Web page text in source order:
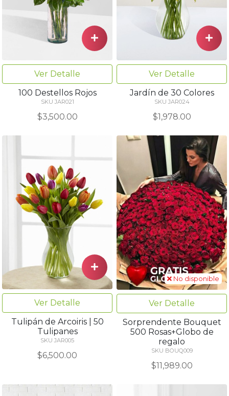
Ver Detalle
100 Destellos Rojos
SKU JAR021
$3,500.00
Ver Detalle
Jardín de 30 Colores
SKU JAR024
$1,978.00
Ver Detalle
Tulipán de Arcoiris | 50
Tulipanes
SKU JAR005
$6,500.00
No disponible
Ver Detalle
Sorprendente Bouquet
500 Rosas+Globo de
regalo
SKU BOUQ009
$11,989.00